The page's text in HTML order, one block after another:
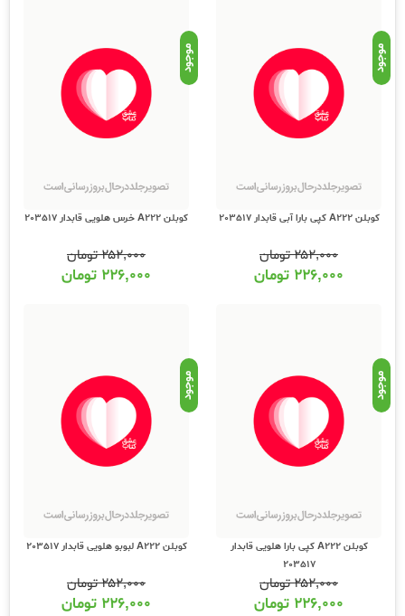
موجود
کوبلن A222 کپی بارا آبی قابدار 203517
۲۵۲,۰۰۰تومان
۲۲۶,۰۰۰ تومان
موجود
کوبلن A222 خرس هلویی قابدار 203517
۲۵۲,۰۰۰تومان
۲۲۶,۰۰۰ تومان
موجود
کوبلن A222 کپی بارا هلویی قابدار
203517
۲۵۲,۰۰۰تومان
۲۲۶,۰۰۰ تومان
موجود
کوبلن A222 لبوبو هلویی قابدار 203517
۲۵۲,۰۰۰تومان
۲۲۶,۰۰۰ تومان